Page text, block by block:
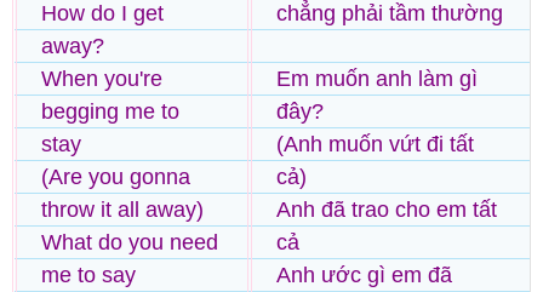
How do I get
away?
When you're
begging me to
stay
(Are you gonna
throw it all away)
What do you need
me to say
chẳng phải tầm thường
Em muốn anh làm gì
đây?
(Anh muốn vứt đi tất
cả)
Anh đã trao cho em tất
cả
Anh ước gì em đã